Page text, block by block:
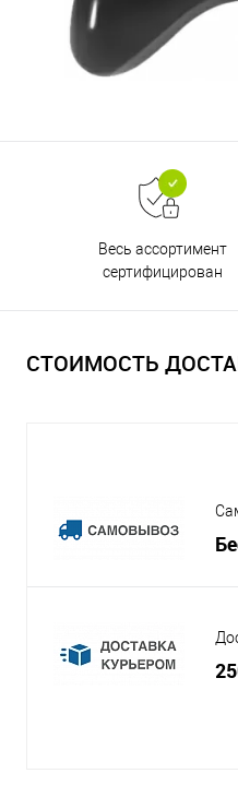
Весь ассортимент
сертифицирован
СТОИМОСТЬ